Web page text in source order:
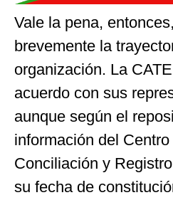
Vale la pena,
brevemente la
organización. La
acuerdo con sus
aunque según el
información del
Conciliación y
su fecha de